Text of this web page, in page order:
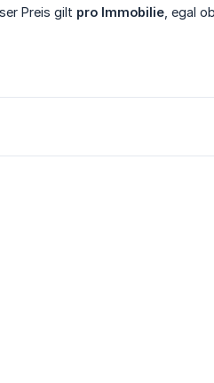
Preis gilt pro Immobilie , egal